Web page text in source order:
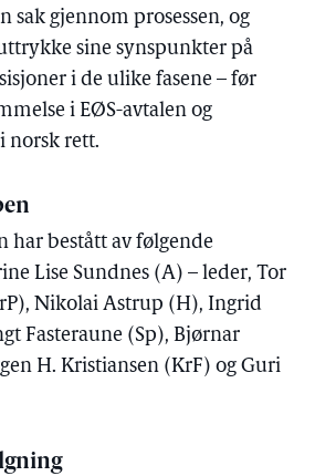
sak gjennom prosessen, og
sine synspunkter på
i de ulike fasene – før
i EØS-avtalen og
norsk rett.
har bestått av følgende
Lise Sundnes (A) – leder, Tor
Nikolai Astrup (H), Ingrid
Fasteraune (Sp), Bjørnar
H. Kristiansen (KrF) og Guri